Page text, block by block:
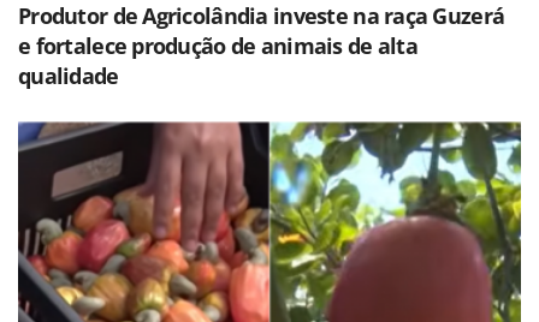
Produtor de Agricolândia investe na raça Guzerá
e fortalece produção de animais de alta
qualidade